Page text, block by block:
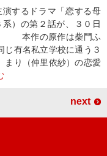
するドラマ「恋する母
）の第２話が、３０日
本作の原作は柴門ふ
じ有名私立学校に通う３
まり（仲里依紗）の恋愛
next